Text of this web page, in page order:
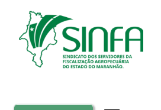
conteúdo